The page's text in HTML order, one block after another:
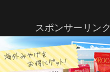
スポンサーリンク